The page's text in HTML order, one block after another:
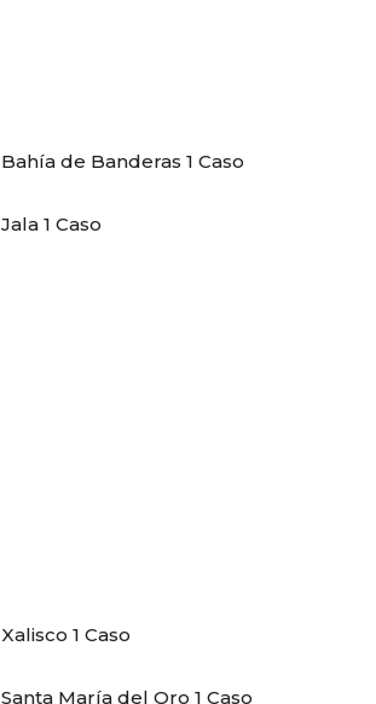
Bahía de Banderas 1 Caso
Jala 1 Caso
Xalisco 1 Caso
Santa María del Oro 1 Caso